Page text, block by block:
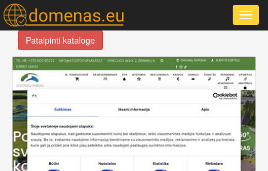
Patalpinti kataloge